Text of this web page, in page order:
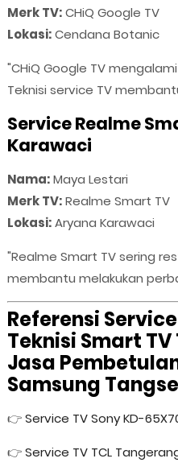
Merk TV:CHiQ Google TV
Lokasi:Cendana Botanic
"CHiQ Google TV
Teknisi service TV
Service Realme
Karawaci
Nama:Maya Lestari
Merk TV:Realme Smart TV
Lokasi:Aryana Karawaci
"Realme Smart TV sering
membantu melakukan
Referensi
Teknisi Smart
Jasa
Samsung
👉Service TV Sony KD-
👉Service TV TCL